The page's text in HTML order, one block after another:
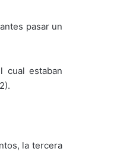
pasar un
cual estaban
la tercera